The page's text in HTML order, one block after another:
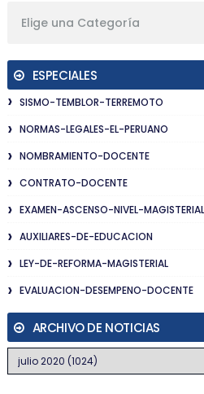
Elige una Categoría
ESPECIALES
SISMO-TEMBLOR-TERREMOTO
NORMAS-LEGALES-EL-PERUANO
NOMBRAMIENTO-DOCENTE
CONTRATO-DOCENTE
EXAMEN-ASCENSO-NIVEL-MAGISTERIAL
AUXILIARES-DE-EDUCACION
LEY-DE-REFORMA-MAGISTERIAL
EVALUACION-DESEMPENO-DOCENTE
ARCHIVO DE NOTICIAS